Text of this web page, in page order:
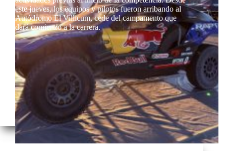
este jueves, los equipos y pilotos fueron arribando al
Autódromo El Villicum, cede del campamento que
dará comienzo a la carrera.